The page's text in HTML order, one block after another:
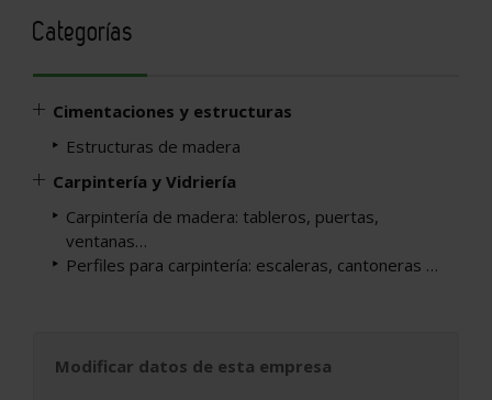
Categorías
Cimentaciones y estructuras
Estructuras de madera
Carpintería y Vidriería
Carpintería de madera: tableros, puertas,
ventanas…
Perfiles para carpintería: escaleras, cantoneras …
Modificar datos de esta empresa